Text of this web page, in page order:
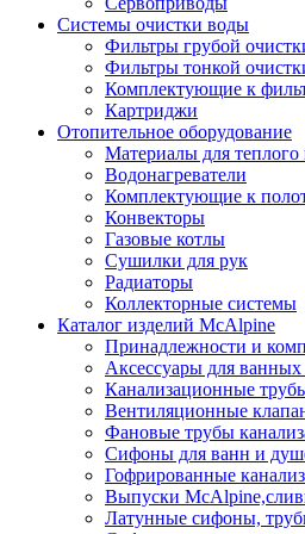
Системы очистки воды
Фильтры грубой
Фильтры тонкой
Комплектующие к
Картриджи
Отопительное оборудование
Материалы для теплого
Водонагреватели
Комплектующие к
Конвекторы
Газовые котлы
Сушилки для рук
Радиаторы
Коллекторные системы
Каталог изделий McAlpine
Принадлежности и
Аксессуары для
Канализационные
Вентиляционные
Фановые трубы
Сифоны для ванн и
Гофрированные
Выпуски
Латунные сифоны,